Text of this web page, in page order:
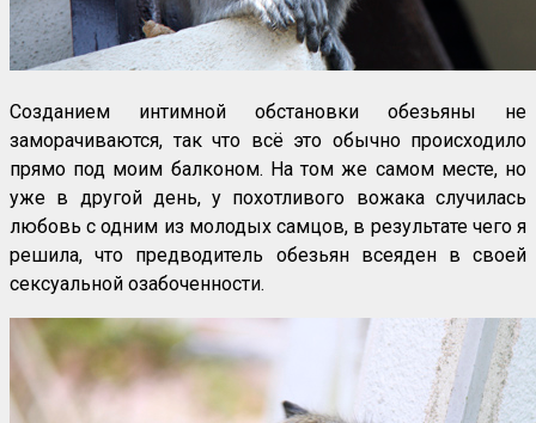
Созданием интимной обстановки обезьяны не
заморачиваются, так что всё это обычно происходило
прямо под моим балконом. На том же самом месте, но
уже в другой день, у похотливого вожака случилась
любовь с одним из молодых самцов, в результате чего я
решила, что предводитель обезьян всеяден в своей
сексуальной озабоченности.